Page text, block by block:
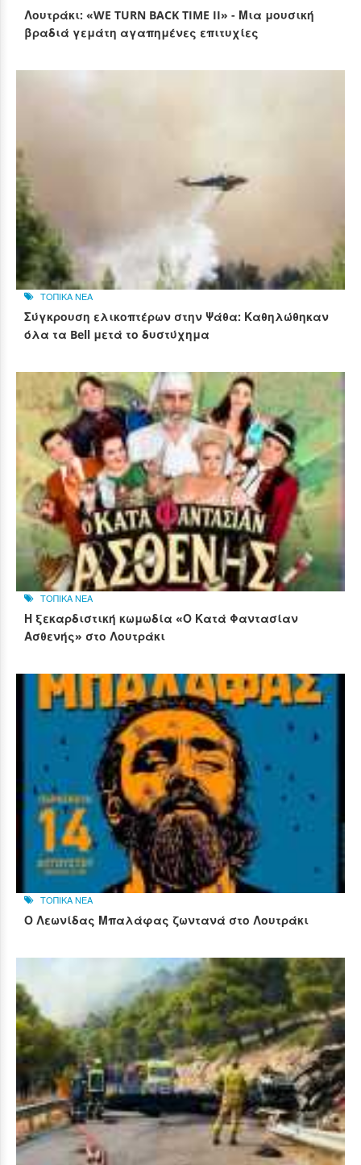
Λουτράκι: «WE TURN BACK TIME II» - Μια μουσική
βραδιά γεμάτη αγαπημένες επιτυχίες
ΤΟΠΙΚΑ ΝΕΑ
Σύγκρουση ελικοπτέρων στην Ψάθα: Καθηλώθηκαν
όλα τα Bell μετά το δυστύχημα
ΤΟΠΙΚΑ ΝΕΑ
Η ξεκαρδιστική κωμωδία «Ο Κατά Φαντασίαν
Ασθενής» στο Λουτράκι
ΤΟΠΙΚΑ ΝΕΑ
Ο Λεωνίδας Μπαλάφας ζωντανά στο Λουτράκι